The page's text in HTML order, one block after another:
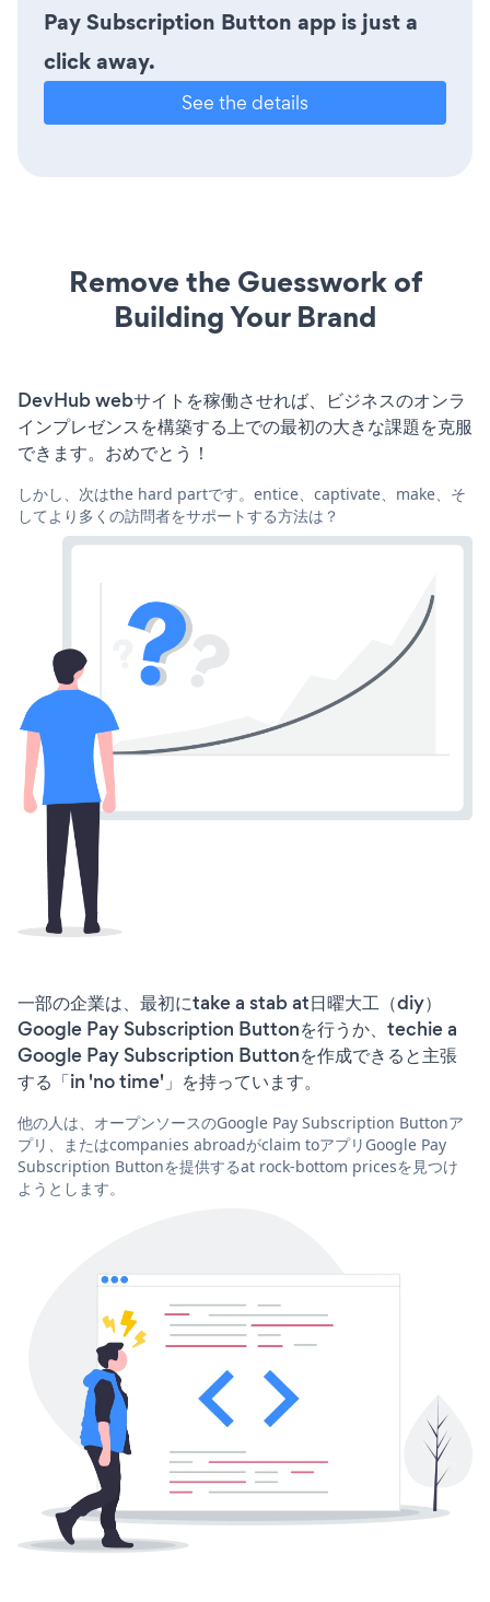
Pay Subscription Button app is just a
click away.
See the details
Remove the Guesswork of
Building Your Brand
DevHub webサイトを稼働させれば、ビジネスのオンラ
インプレゼンスを構築する上での最初の大きな課題を克服
できます。おめでとう！
しかし、次はthe hard partです。entice、captivate、make、そ
してより多くの訪問者をサポートする方法は？
一部の企業は、最初にtake a stab at日曜大工（diy）
Google Pay Subscription Buttonを行うか、techie a
Google Pay Subscription Buttonを作成できると主張
する「in 'no time'」を持っています。
他の人は、オープンソースのGoogle Pay Subscription Buttonア
プリ、またはcompanies abroadがclaim toアプリGoogle Pay
Subscription Buttonを提供するat rock-bottom pricesを見つけ
ようとします。